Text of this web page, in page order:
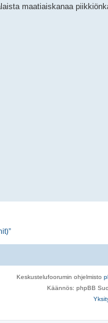
maatiaiskanaa
Keskustelufoorumin ohjelmisto
Käännös: phpBB